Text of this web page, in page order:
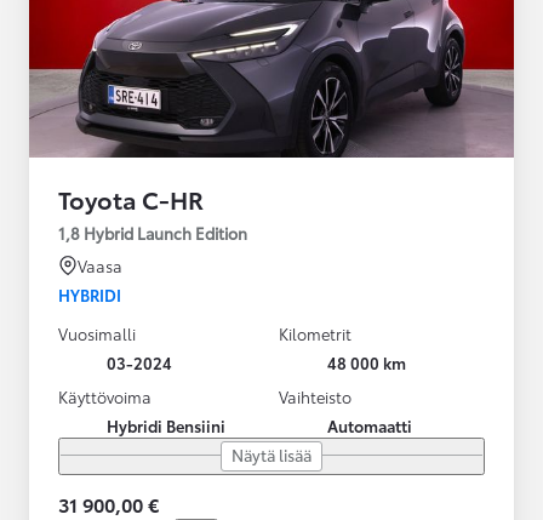
Toyota C-HR
1,8 Hybrid Launch Edition
Vaasa
HYBRIDI
Vuosimalli
03-2024
Kilometrit
48 000 km
Käyttövoima
Hybridi Bensiini
Vaihteisto
Automaatti
Näytä lisää
31 900,00 €